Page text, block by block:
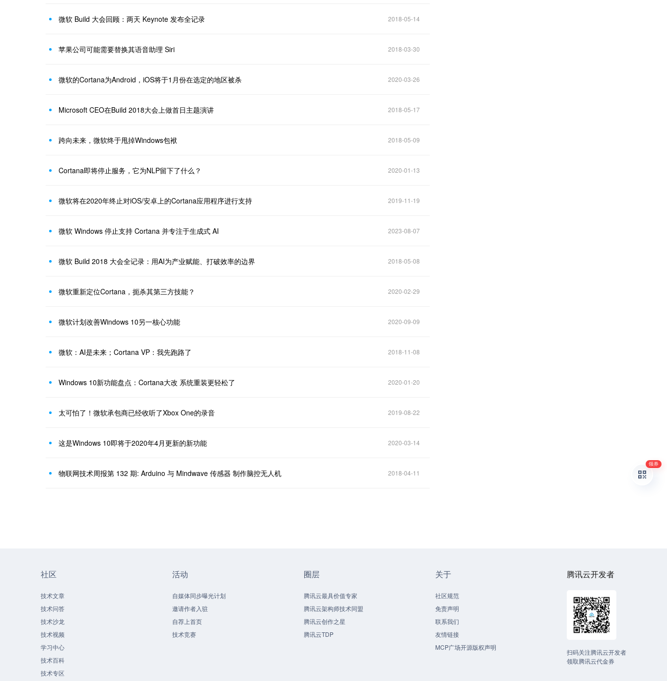
微软 Build 大会回顾：两天 Keynote 发布全记录 2018-05-14
苹果公司可能需要替换其语音助理 Siri 2018-03-30
微软的Cortana为Android，iOS将于1月份在选定的地区被杀 2020-03-26
Microsoft CEO在Build 2018大会上做首日主题演讲 2018-05-17
跨向未来，微软终于甩掉Windows包袱 2018-05-09
Cortana即将停止服务，它为NLP留下了什么？ 2020-01-13
微软将在2020年终止对iOS/安卓上的Cortana应用程序进行支持 2019-11-19
微软 Windows 停止支持 Cortana 并专注于生成式 AI 2023-08-07
微软 Build 2018 大会全记录：用AI为产业赋能、打破效率的边界 2018-05-08
微软重新定位Cortana，扼杀其第三方技能？ 2020-02-29
微软计划改善Windows 10另一核心功能 2020-09-09
微软：AI是未来；Cortana VP：我先跑路了 2018-11-08
Windows 10新功能盘点：Cortana大改 系统重装更轻松了 2020-01-20
太可怕了！微软承包商已经收听了Xbox One的录音 2019-08-22
这是Windows 10即将于2020年4月更新的新功能 2020-03-14
物联网技术周报第 132 期: Arduino 与 Mindwave 传感器 制作脑控无人机 2018-04-11
社区
技术文章
技术问答
技术沙龙
技术视频
学习中心
技术百科
技术专区
活动
自媒体同步曝光计划
邀请作者入驻
自荐上首页
技术竞赛
圈层
腾讯云最具价值专家
腾讯云架构师技术同盟
腾讯云创作之星
腾讯云TDP
关于
社区规范
免责声明
联系我们
友情链接
MCP广场开源版权声明
腾讯云开发者
扫码关注腾讯云开发者
领取腾讯云代金券
领券